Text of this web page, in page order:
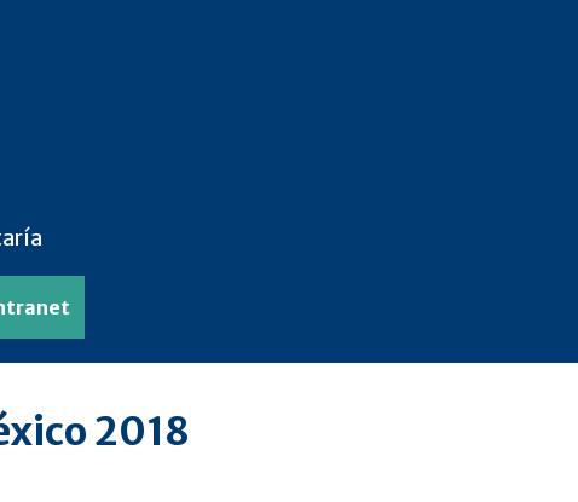
2018